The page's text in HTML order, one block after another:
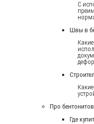
С
Швы в
Про
Где